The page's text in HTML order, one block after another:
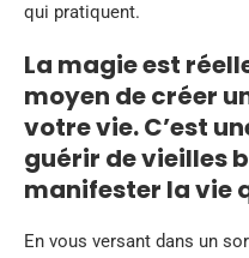
qui pratiquent.
La magie est
moyen de créer
votre vie. C’est
guérir de vieilles
manifester la vie
En vous versant dans un